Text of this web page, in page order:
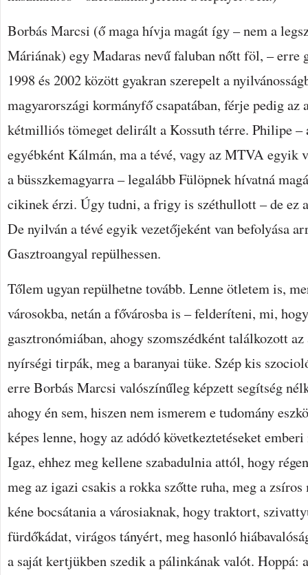
Borbás Marcsi (ő maga hívja magát így – nem a
Máriának) egy Madaras nevű faluban nőtt föl, – erre
1998 és 2002 között gyakran szerepelt a
magyarországi kormányfő csapatában, férje pedig az
kétmilliós tömeget delirált a Kossuth térre. Philipe –
egyébként Kálmán, ma a tévé, vagy az MTVA egyik
a büsszkemagyarra – legalább Fülöpnek hívatná
cikinek érzi. Úgy tudni, a frigy is széthullott – de ez
De nyilván a tévé egyik vezetőjeként van befolyása
Gasztroangyal repülhessen.
Tőlem ugyan repülhetne tovább. Lenne ötletem is,
városokba, netán a fővárosba is – felderíteni, mi,
gasztronómiában, ahogy szomszédként találkozott
nyírségi tirpák, meg a baranyai tüke. Szép kis
erre Borbás Marcsi valószínűleg képzett segítség
ahogy én sem, hiszen nem ismerem e tudomány
képes lenne, hogy az adódó következtetéseket
Igaz, ehhez meg kellene szabadulnia attól, hogy
meg az igazi csakis a rokka szőtte ruha, meg a
kéne bocsátania a városiaknak, hogy traktort,
fürdőkádat, virágos tányért, meg hasonló
a saját kertjükben szedik a pálinkának valót. Hoppá: